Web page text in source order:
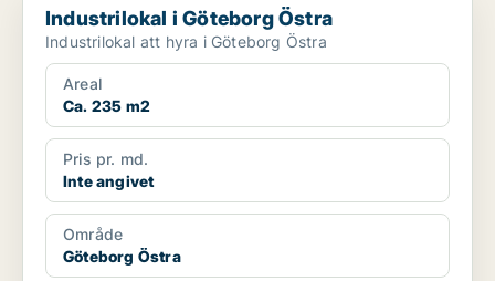
Industrilokal i Göteborg Östra
Industrilokal att hyra i Göteborg Östra
Areal
Ca. 235 m2
Pris pr. md.
Inte angivet
Område
Göteborg Östra